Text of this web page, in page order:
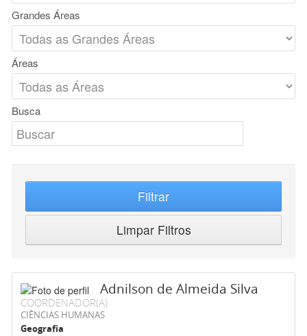
Grandes Áreas
Áreas
Busca
Filtrar
Limpar Filtros
Adnilson de Almeida Silva
COORDENADOR(A)
CIÊNCIAS HUMANAS
Geografia